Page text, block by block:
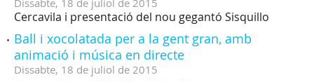
Dissabte, 18 de juliol de 2015
Cercavila i presentació del nou gegantó Sisquillo
Ball i xocolatada per a la gent gran, amb
animació i música en directe
Dissabte, 18 de juliol de 2015